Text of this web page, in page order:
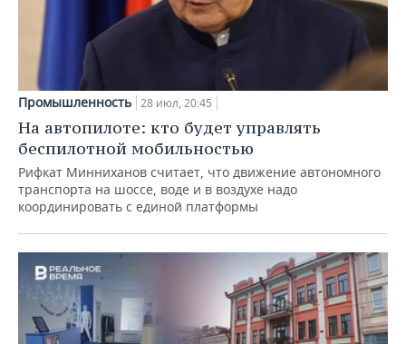
Промышленность 28 июл, 20:45
На автопилоте: кто будет управлять
беспилотной мобильностью
Рифкат Минниханов считает, что движение автономного
транспорта на шоссе, воде и в воздухе надо
координировать с единой платформы